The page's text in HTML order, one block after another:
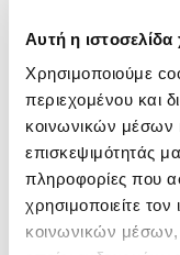
Αυτή η ιστοσελίδα
Χρησιμοποιούμε
περιεχομένου και
κοινωνικών μέσων
επισκεψιμότητάς
πληροφορίες που
χρησιμοποιείτε
κοινωνικών μέσων,
Διαφορετικές
διαφορετικό
σύγκριση με τις
ταξιδιώτες
Gen Z travel trends